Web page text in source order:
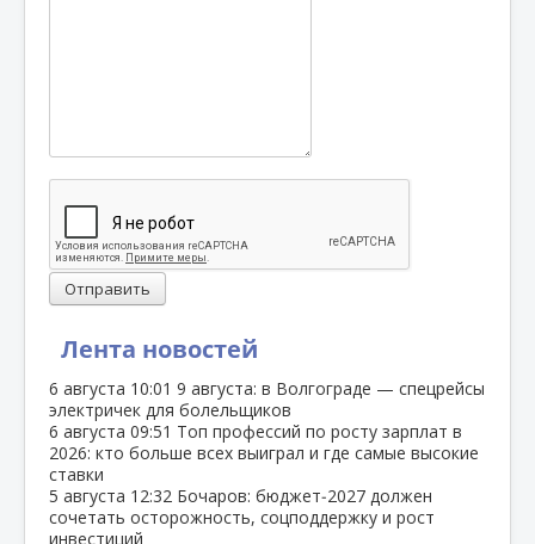
Лента новостей
6 августа 10:01 9 августа: в Волгограде — спецрейсы
электричек для болельщиков
6 августа 09:51 Топ профессий по росту зарплат в
2026: кто больше всех выиграл и где самые высокие
ставки
5 августа 12:32 Бочаров: бюджет‑2027 должен
сочетать осторожность, соцподдержку и рост
инвестиций
Отправить